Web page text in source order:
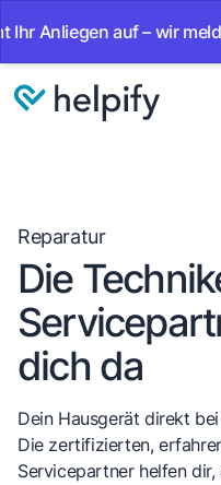
auf – wir melden
Reparatur
Die
dich da
Dein Hausgerät direkt
Die zertifizierten,
Servicepartner helfen